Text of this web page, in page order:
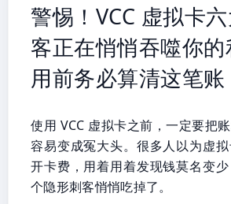
警惕！VCC 虚拟卡
客正在悄悄吞噬你
用前务必算清这笔账
使用 VCC 虚拟卡之前，一定要把
容易变成冤大头。很多人以为虚
开卡费，用着用着发现钱莫名变
个隐形刺客悄悄吃掉了。